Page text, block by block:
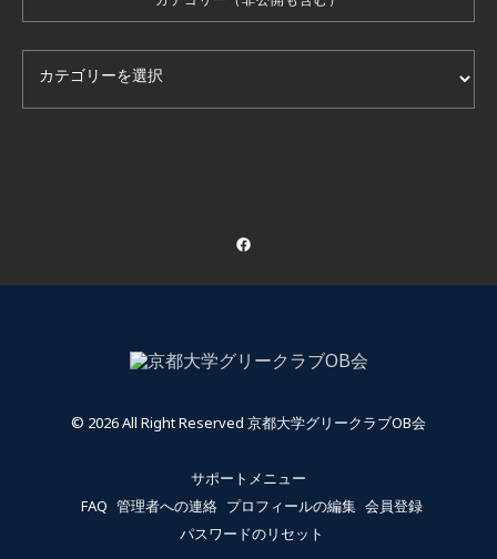
カテゴリー（非公開も含む）
© 2026 All Right Reserved 京都大学グリークラブOB会
サポートメニュー
FAQ 管理者への連絡 プロフィールの編集 会員登録
パスワードのリセット